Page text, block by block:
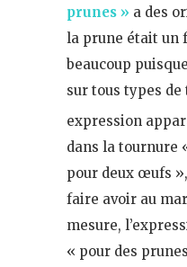
prunes » a des
la prune était un
beaucoup
sur tous types de
expression
dans la tournure
pour deux œufs
faire avoir au
mesure,
« pour des